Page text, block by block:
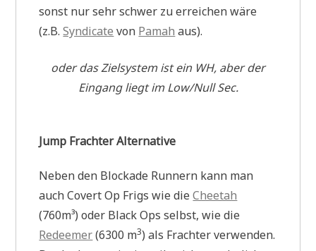
sonst nur sehr schwer zu erreichen wäre
(z.B.Syndicate von Pamah aus).
oder das Zielsystem ist ein WH, aber der
Eingang liegt im Low/Null Sec.
Jump Frachter Alternative
Neben den Blockade Runnern kann man
auch Covert Op Frigs wie dieCheetah
(760m³) oder Black Ops selbst, wie die
Redeemer(6300 m3) als Frachter verwenden.